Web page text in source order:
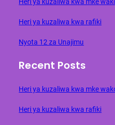
Heri ya kuzaliwa kwa rafiki
Nyota 12 za Unajimu
Recent Posts
Heri ya kuzaliwa kwa mke
Heri ya kuzaliwa kwa rafiki